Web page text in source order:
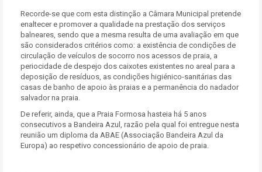
Recorde-se que com esta distinção a Câmara Municipal pretende
enaltecer e promover a qualidade na prestação dos serviços
balneares, sendo que a mesma resulta de uma avaliação em que
são considerados critérios como: a existência de condições de
circulação de veículos de socorro nos acessos de praia, a
periocidade de despejo dos caixotes existentes no areal para a
deposição de resíduos, as condições higiénico-sanitárias das
casas de banho de apoio às praias e a permanência do nadador
salvador na praia.
De referir, ainda, que a Praia Formosa hasteia há 5 anos
consecutivos a Bandeira Azul, razão pela qual foi entregue nesta
reunião um diploma da ABAE (Associação Bandeira Azul da
Europa) ao respetivo concessionário de apoio de praia.